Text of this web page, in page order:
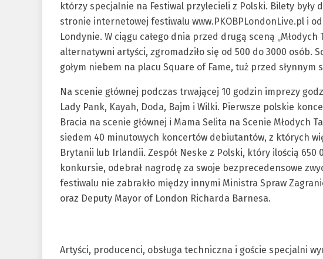
którzy specjalnie na Festiwal przylecieli z Polski. Bilety były
stronie internetowej festiwalu www.PKOBPLondonLive.pl i
Londynie. W ciągu całego dnia przed drugą sceną „Młodych
alternatywni artyści, zgromadziło się od 500 do 3000 osób.
gołym niebem na placu Square of Fame, tuż przed słynnym
Na scenie głównej podczas trwającej 10 godzin imprezy
Lady Pank, Kayah, Doda, Bajm i Wilki. Pierwsze polskie
Bracia na scenie głównej i Mama Selita na Scenie Młodych
siedem 40 minutowych koncertów debiutantów, z których
Brytanii lub Irlandii. Zespół Neske z Polski, który ilością 650
konkursie, odebrał nagrodę za swoje bezprecedensowe
festiwalu nie zabrakło między innymi Ministra Spraw
oraz Deputy Mayor of London Richarda Barnesa.
Artyści, producenci, obsługa techniczna i goście specjalni